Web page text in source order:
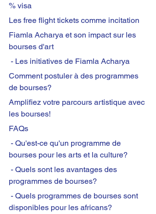
% visa
Les free flight tickets comme incitation
Fiamla Acharya et son impact sur les
bourses d'art
- Les initiatives de Fiamla Acharya
Comment postuler à des programmes
de bourses?
Amplifiez votre parcours artistique avec
les bourses!
FAQs
bourses pour les arts et la culture?
programmes de bourses?
disponibles pour les africans?